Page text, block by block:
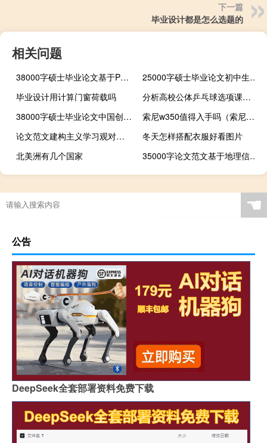
下一篇
毕业设计都是怎么选题的
相关问题
38000字硕士毕业论文基于Petri网的电力障碍分析系统的构建与实现
25000字硕士毕业论文初中生心理需求研究
毕业设计用计算门窗荷载吗
分析高校公体乒乓球选项课的分层教学方案及效果,在你看来，你是如何设置学校课程的？你觉得呢...
38000字硕士毕业论文中国创业板市场财务状况的案例研究
索尼w350值得入手吗（索尼w350(索尼w350参数)）
论文范文建构主义学习观对成人教育的影响
冬天怎样搭配衣服好看图片
北美洲有几个国家
35000字论文范文基于地理信息系统的学生个人信息查询与更新系统的研究与实现
☚
公告
DeepSeek全套部署资料免费下载